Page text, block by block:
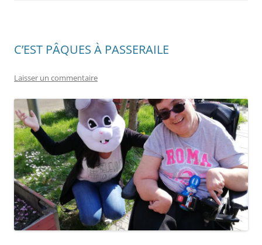
C’EST PÂQUES À PASSERAILE
Laisser un commentaire